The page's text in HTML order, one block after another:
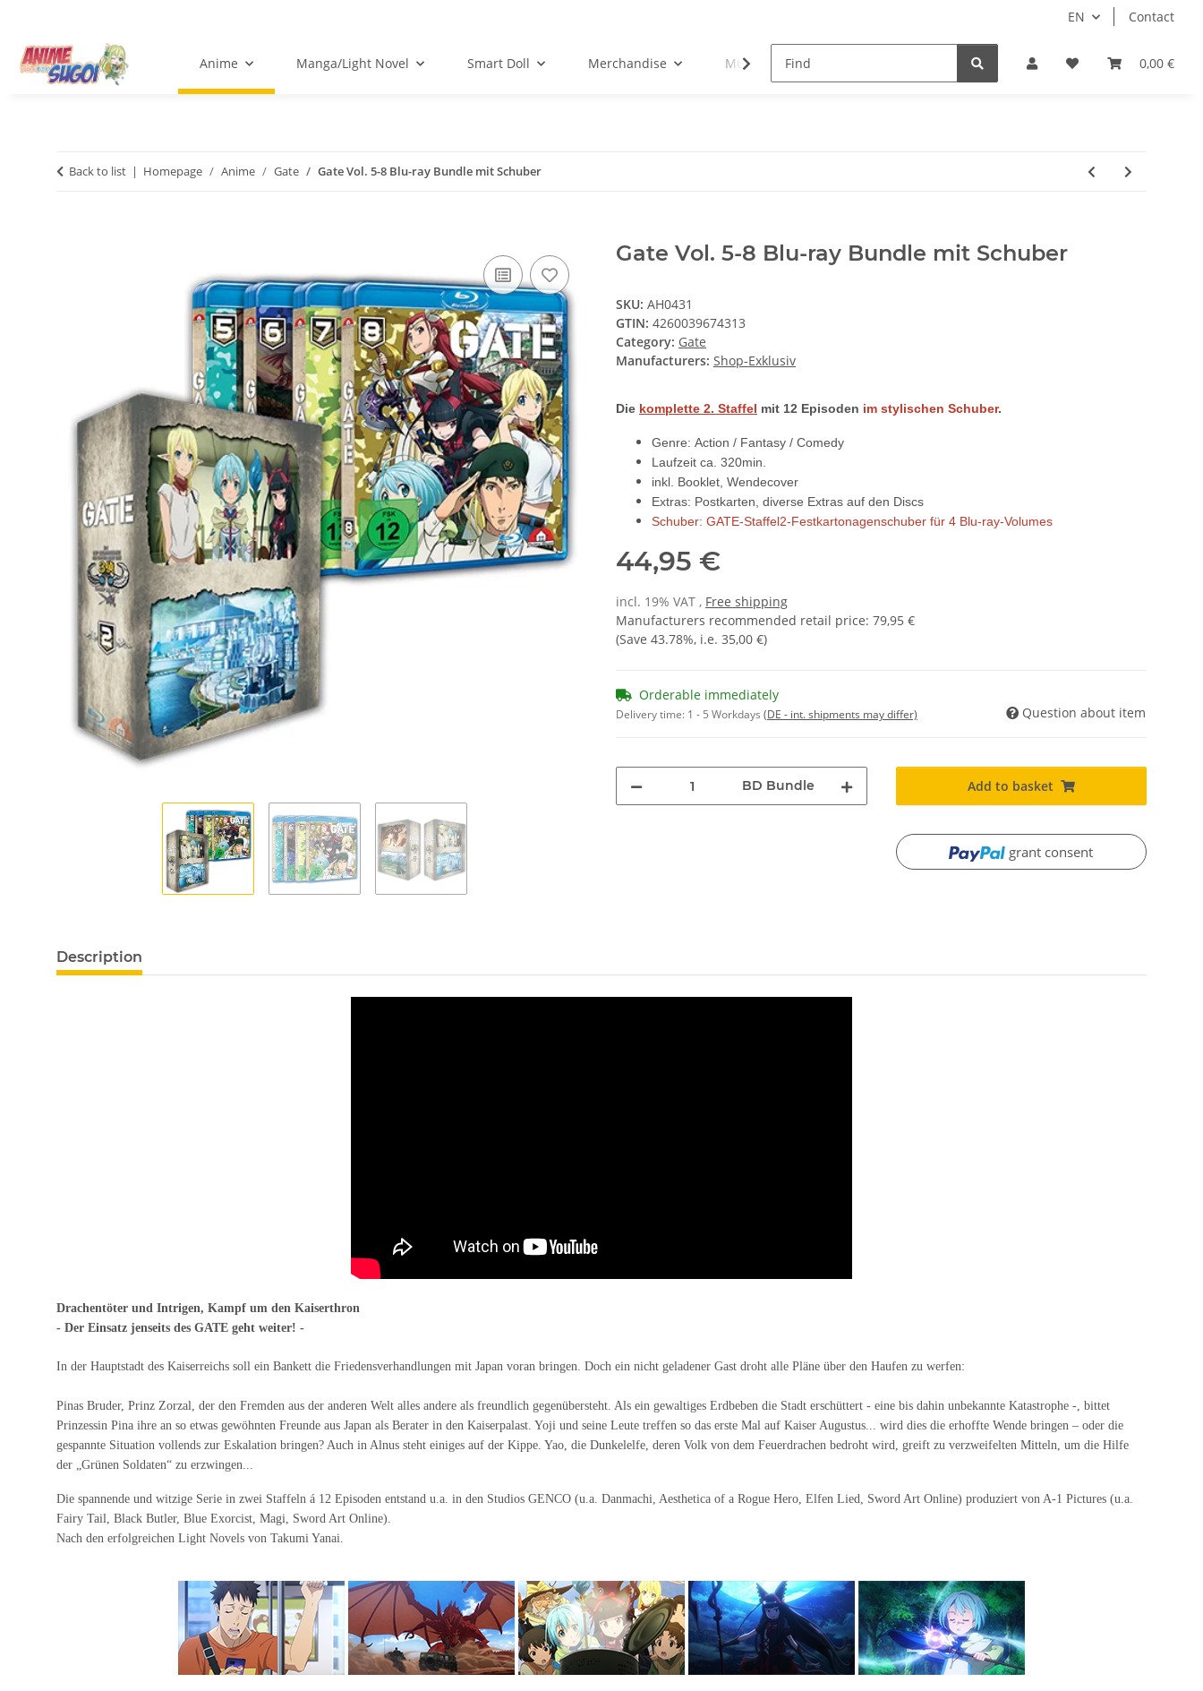
EN Contact
0,00 €
Anime Manga/Light Novel Smart Doll Merchandise Musik-CD 18+ Schnäppchen
Back to list Homepage Anime Gate Gate Vol. 5-8 Blu-ray Bundle mit Schuber
Gate Vol. 5-8 Blu-ray Bundle mit Schuber
SKU: AH0431
GTIN: 4260039674313
Category: Gate
Manufacturers: Shop-Exklusiv
Die komplette 2. Staffel mit 12 Episoden im stylischen Schuber.
Genre: Action / Fantasy / Comedy
Laufzeit ca. 320min.
inkl. Booklet, Wendecover
Extras: Postkarten, diverse Extras auf den Discs
Schuber: GATE-Staffel2-Festkartonagenschuber für 4 Blu-ray-Volumes
44,95 €
incl. 19% VAT , Free shipping
Manufacturers recommended retail price: 79,95 €
(Save 43.78%, i.e. 35,00 €)
Orderable immediately
Delivery time: 1 - 5 Workdays (DE - int. shipments may differ) Question about item
BD Bundle Add to basket
grant consent
Description
Drachentöter und Intrigen, Kampf um den Kaiserthron
- Der Einsatz jenseits des GATE geht weiter! -
In der Hauptstadt des Kaiserreichs soll ein Bankett die Friedensverhandlungen mit Japan voran bringen. Doch ein nicht geladener Gast droht alle Pläne über den Haufen zu werfen:
Pinas Bruder, Prinz Zorzal, der den Fremden aus der anderen Welt alles andere als freundlich gegenübersteht. Als ein gewaltiges Erdbeben die Stadt erschüttert - eine bis dahin unbekannte Katastrophe -, bittet
Prinzessin Pina ihre an so etwas gewöhnten Freunde aus Japan als Berater in den Kaiserpalast. Yoji und seine Leute treffen so das erste Mal auf Kaiser Augustus... wird dies die erhoffte Wende bringen – oder die
gespannte Situation vollends zur Eskalation bringen? Auch in Alnus steht einiges auf der Kippe. Yao, die Dunkelelfe, deren Volk von dem Feuerdrachen bedroht wird, greift zu verzweifelten Mitteln, um die Hilfe
der „Grünen Soldaten“ zu erzwingen...
Die spannende und witzige Serie in zwei Staffeln á 12 Episoden entstand u.a. in den Studios GENCO (u.a. Danmachi, Aesthetica of a Rogue Hero, Elfen Lied, Sword Art Online) produziert von A-1 Pictures (u.a.
Fairy Tail, Black Butler, Blue Exorcist, Magi, Sword Art Online).
Nach den erfolgreichen Light Novels von Takumi Yanai.